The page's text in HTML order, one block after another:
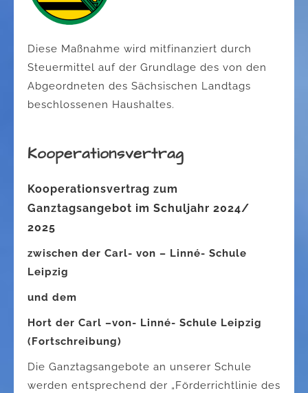
Diese Maßnahme wird mitfinanziert durch
Steuermittel auf der Grundlage des von den
Abgeordneten des Sächsischen Landtags
beschlossenen Haushaltes.
Kooperationsvertrag
Kooperationsvertrag zum
Ganztagsangebot im Schuljahr 2024/
2025
zwischen der Carl- von – Linné- Schule
Leipzig
und dem
Hort der Carl –von- Linné- Schule Leipzig
(Fortschreibung)
Die Ganztagsangebote an unserer Schule
werden entsprechend der „Förderrichtlinie des